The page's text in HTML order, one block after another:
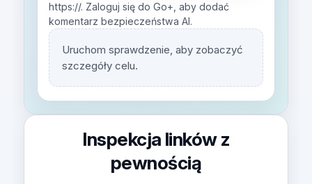
https://. Zaloguj się do Go+, aby dodać
komentarz bezpieczeństwa AI.
Uruchom sprawdzenie, aby zobaczyć
szczegóły celu.
Inspekcja linków z
pewnością